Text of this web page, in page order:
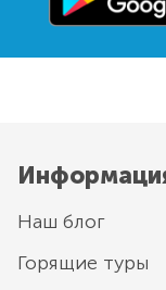
Наш блог
Горящие туры